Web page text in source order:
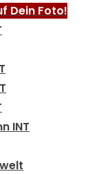
Dein Foto!
INT